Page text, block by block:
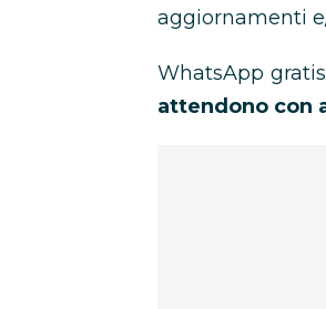
aggiornamenti
WhatsApp
attendono con